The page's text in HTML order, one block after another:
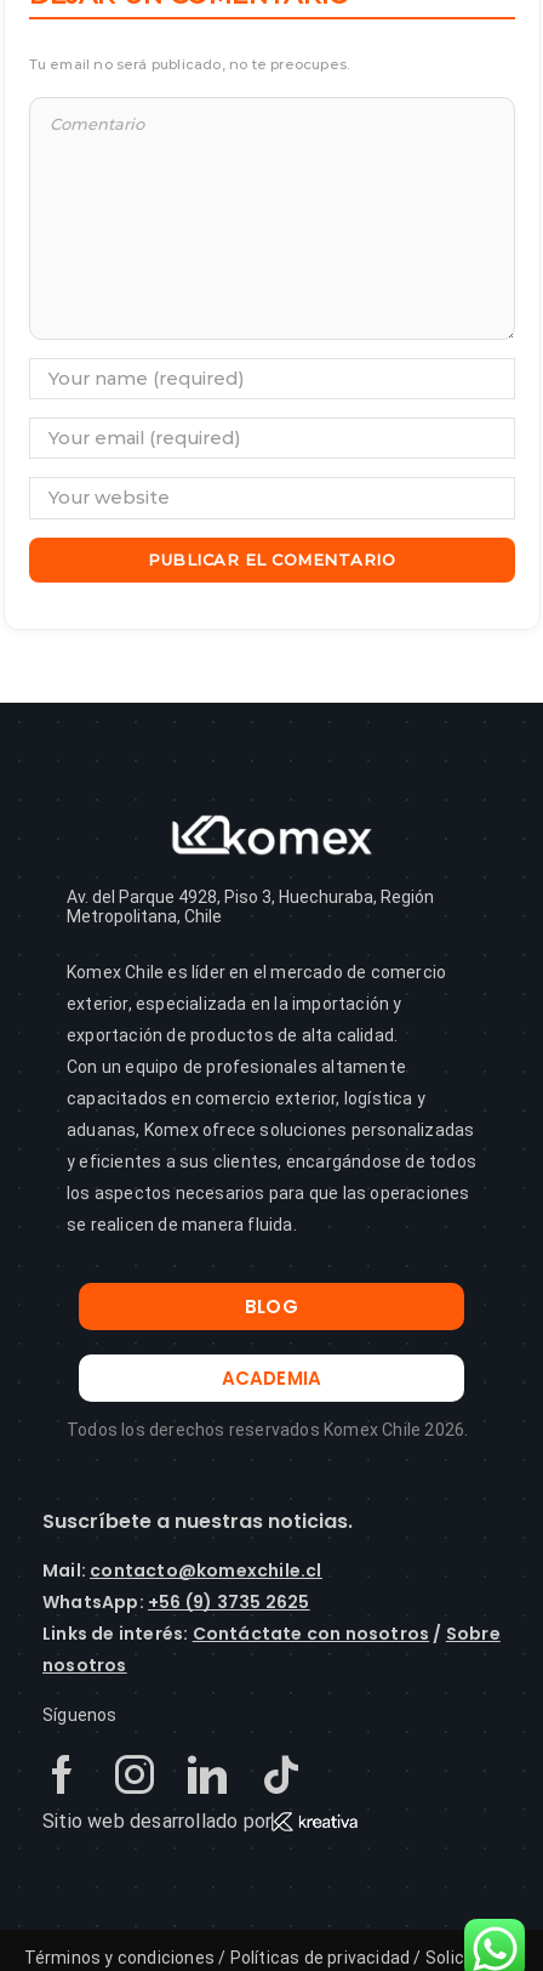
Tu email no será publicado, no te preocupes.
Av. del Parque 4928, Piso 3, Huechuraba, Región
Metropolitana, Chile
Komex Chile es líder en el mercado de comercio
exterior, especializada en la importación y
exportación de productos de alta calidad.
Con un equipo de profesionales altamente
capacitados en comercio exterior, logística y
aduanas, Komex ofrece soluciones personalizadas
y eficientes a sus clientes, encargándose de todos
los aspectos necesarios para que las operaciones
se realicen de manera fluida.
BLOG
ACADEMIA
Todos los derechos reservados Komex Chile 2026.
Suscríbete a nuestras noticias.
Mail: contacto@komexchile.cl
WhatsApp: +56 (9) 3735 2625
Links de interés: Contáctate con nosotros / Sobre
nosotros
Síguenos
Sitio web desarrollado por
Términos y condiciones / Políticas de privacidad / Solicitud de